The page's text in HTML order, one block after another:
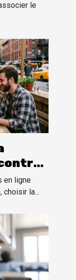
le
?
en ligne
choisir la...